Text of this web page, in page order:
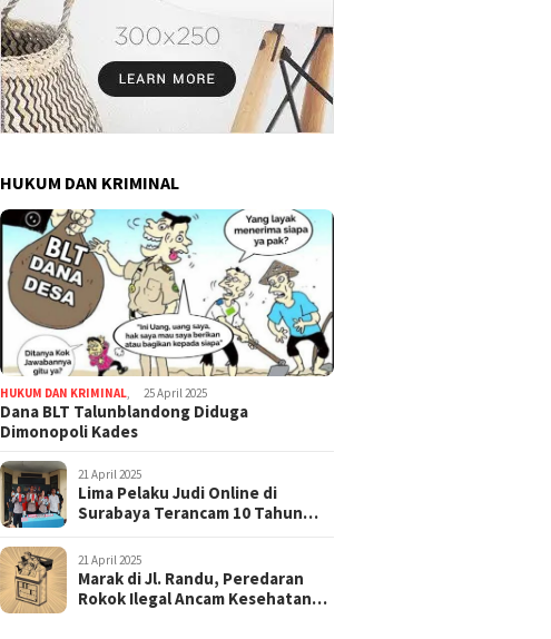
HUKUM DAN KRIMINAL
HUKUM DAN KRIMINAL 25 April 2025
Dana BLT Talunblandong Diduga
Dimonopoli Kades
21 April 2025
Lima Pelaku Judi Online di
Surabaya Terancam 10 Tahun
21 April 2025
Marak di Jl. Randu, Peredaran
Rokok Ilegal Ancam Kesehatan